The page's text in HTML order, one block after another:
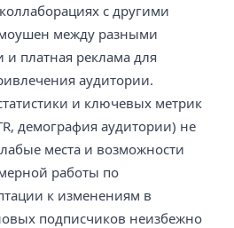
с другими
между разными
платная реклама для
аудитории.
и ключевых метрик
демография аудитории) не
места и возможности
работы по
к изменениям в
подписчиков неизбежно